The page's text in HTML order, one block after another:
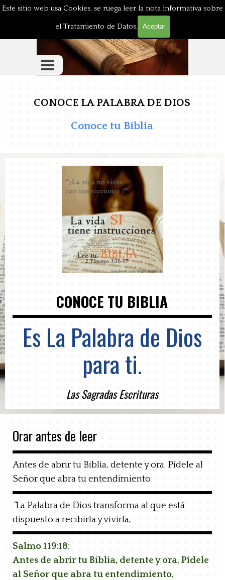
Este sitio web usa Cookies, se ruega leer la nota informativa sobre
el Tratamiento de Datos. Aceptar
Vaya al ContenidoLA BIBLIA ENSEÑA
Saltar menú
CONOCE LA PALABRA DE DIOS
Conoce tu Biblia
CONOCE TU BIBLIA
Es La Palabra de Dios
para ti.
Las Sagradas Escrituras
Orar antes de leer
Antes de abrir tu Biblia, detente y ora. Pídele al
Señor que abra tu entendimiento
“La Palabra de Dios transforma al que está
dispuesto a recibirla y vivirla,
Salmo 119:18:
Antes de abrir tu Biblia, detente y ora. Pídele
al Señor que abra tu entendimiento,